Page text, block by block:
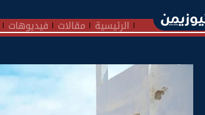
الرئيسية مقالات فيديوهات